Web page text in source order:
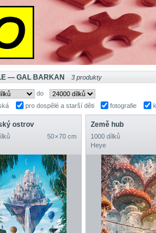
— GAL BARKAN 3 produkty
do
pro dospělé a starší děti fotografie
ostrov
50 × 70 cm
Země hub
1000 dílků
Heye